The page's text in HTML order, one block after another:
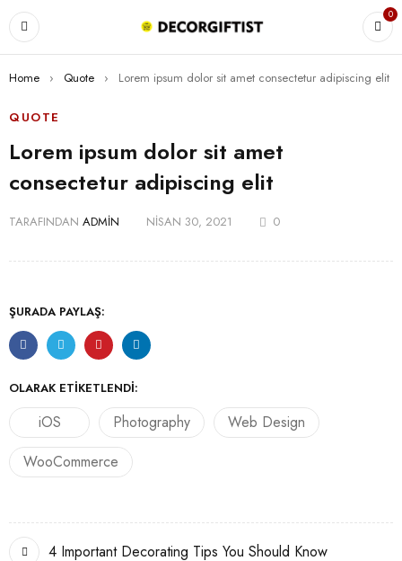
0
Home › Quote › Lorem ipsum dolor sit amet consectetur adipiscing elit
QUOTE
Lorem ipsum dolor sit amet
consectetur adipiscing elit
TARAFINDAN ADMIN NISAN 30, 2021 0
ŞURADA PAYLAŞ:
OLARAK ETIKETLENDI:
iOS Photography
Web Design
WooCommerce
4 Important Decorating Tips You Should Know